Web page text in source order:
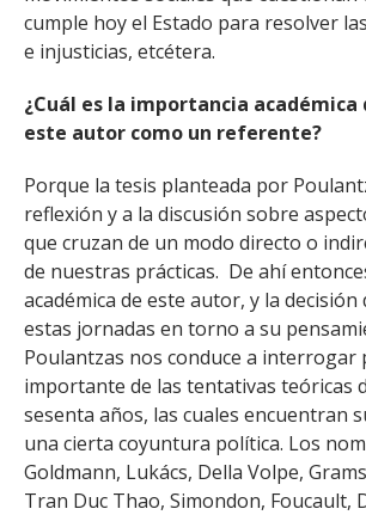
cumple hoy el Estado para resolver
e injusticias, etcétera.
¿Cuál es la importancia académica
este autor como un referente?
Porque la tesis planteada por
reflexión y a la discusión sobre
que cruzan de un modo directo o
de nuestras prácticas. De ahí
académica de este autor, y la
estas jornadas en torno a su
Poulantzas nos conduce a interrogar
importante de las tentativas teóricas
sesenta años, las cuales encuentran
una cierta coyuntura política. Los
Goldmann, Lukács, Della Volpe,
Tran Duc Thao, Simondon, Foucault,